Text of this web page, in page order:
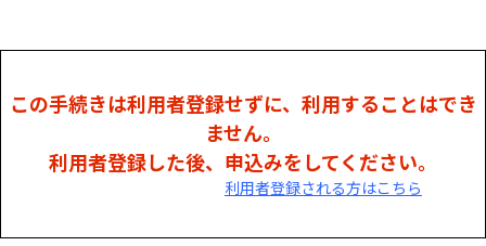
この手続きは利用者登録せずに、利用することはでき
ません。
利用者登録した後、申込みをしてください。
利用者登録される方はこちら